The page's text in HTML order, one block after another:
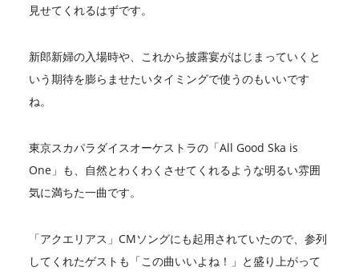
見せてくれるはずです。
新郎新婦の入場時や、これから披露宴がはじまっていくと
いう期待を膨らませたいタイミングで使うのもいいです
ね。
東京スカパラダイスオーケストラの「All Good Ska is
One」も、自然とわくわくさせてくれるような明るい雰囲
気に満ちた一曲です。
「アクエリアス」CMソングにも起用されていたので、参列
してくれたゲストも「この曲いいよね！」と盛り上がって